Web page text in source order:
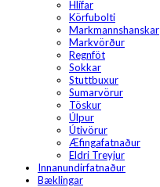
Hlífar
Körfubolti
Markmannshanskar
Markvörður
Regnföt
Sokkar
Stuttbuxur
Sumarvörur
Töskur
Úlpur
Útivörur
Æfingafatnaður
Eldri Treyjur
Innanundirfatnaður
Bæklingar